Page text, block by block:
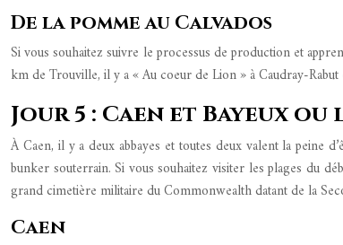
De la pomme au Calvados
Si vous souhaitez suivre le processus de production et
km de Trouville, il y a « Au coeur de Lion » à Caudray-
Jour 5 : Caen et Bayeux
À Caen, il y a deux abbayes et toutes deux valent la peine
bunker souterrain. Si vous souhaitez visiter les plages du
grand cimetière militaire du Commonwealth datant de la
Caen